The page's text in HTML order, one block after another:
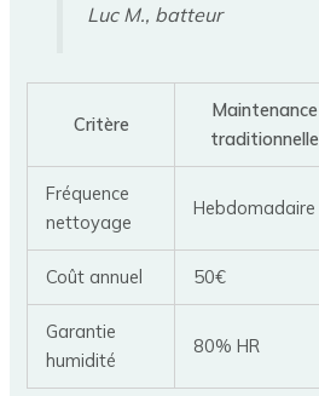
Luc M., batteur
Critère
Maintenance
traditionnelle
Fréquence
nettoyage
Hebdomadaire
Coût annuel 50€
Garantie
humidité
80% HR